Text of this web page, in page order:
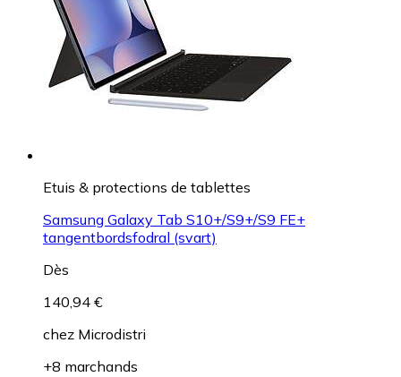
Etuis & protections de tablettes
Samsung Galaxy Tab S10+/S9+/S9 FE+
tangentbordsfodral (svart)
Dès
140,94 €
chez Microdistri
+8 marchands